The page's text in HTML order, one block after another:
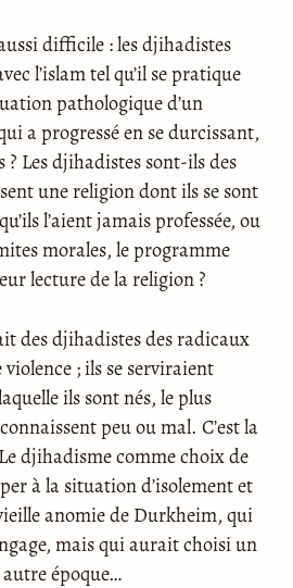
difficile : les djihadistes
l’islam tel qu’il se pratique
pathologique d’un
a progressé en se durcissant,
? Les djihadistes sont-ils des
une religion dont ils se sont
l’aient jamais professée, ou
morales, le programme
lecture de la religion ?
des djihadistes des radicaux
; ils se serviraient
ils sont nés, le plus
peu ou mal. C’est la
djihadisme comme choix de
à la situation d’isolement et
anomie de Durkheim, qui
mais qui aurait choisi un
époque…